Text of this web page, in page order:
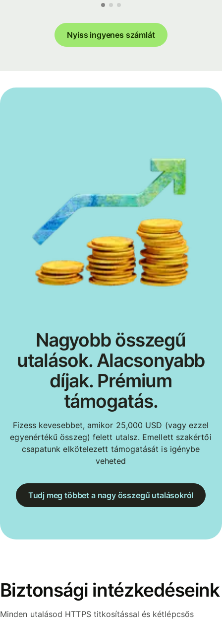
Nyiss ingyenes számlát
Nagyobb összegű
utalások. Alacsonyabb
díjak. Prémium
támogatás.
Fizess kevesebbet, amikor 25,000 USD (vagy ezzel
egyenértékű összeg) felett utalsz. Emellett szakértői
csapatunk elkötelezett támogatását is igénybe
veheted
Tudj meg többet a nagy összegű utalásokról
Biztonsági intézkedéseink
Minden utalásod HTTPS titkosítással és kétlépcsős